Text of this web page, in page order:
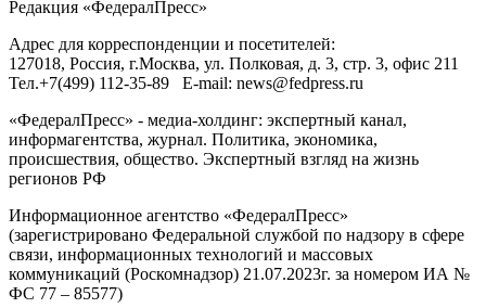
Редакция «ФедералПресс»
Адрес для корреспонденции и посетителей:
127018, Россия, г.Москва, ул. Полковая, д. 3, стр. 3, офис 211
Тел.+7(499) 112-35-89 E-mail: news@fedpress.ru
«ФедералПресс» - медиа-холдинг: экспертный канал,
информагентства, журнал. Политика, экономика,
происшествия, общество. Экспертный взгляд на жизнь
регионов РФ
Информационное агентство «ФедералПресс»
(зарегистрировано Федеральной службой по надзору в сфере
связи, информационных технологий и массовых
коммуникаций (Роскомнадзор) 21.07.2023г. за номером ИА №
ФС 77 – 85577)